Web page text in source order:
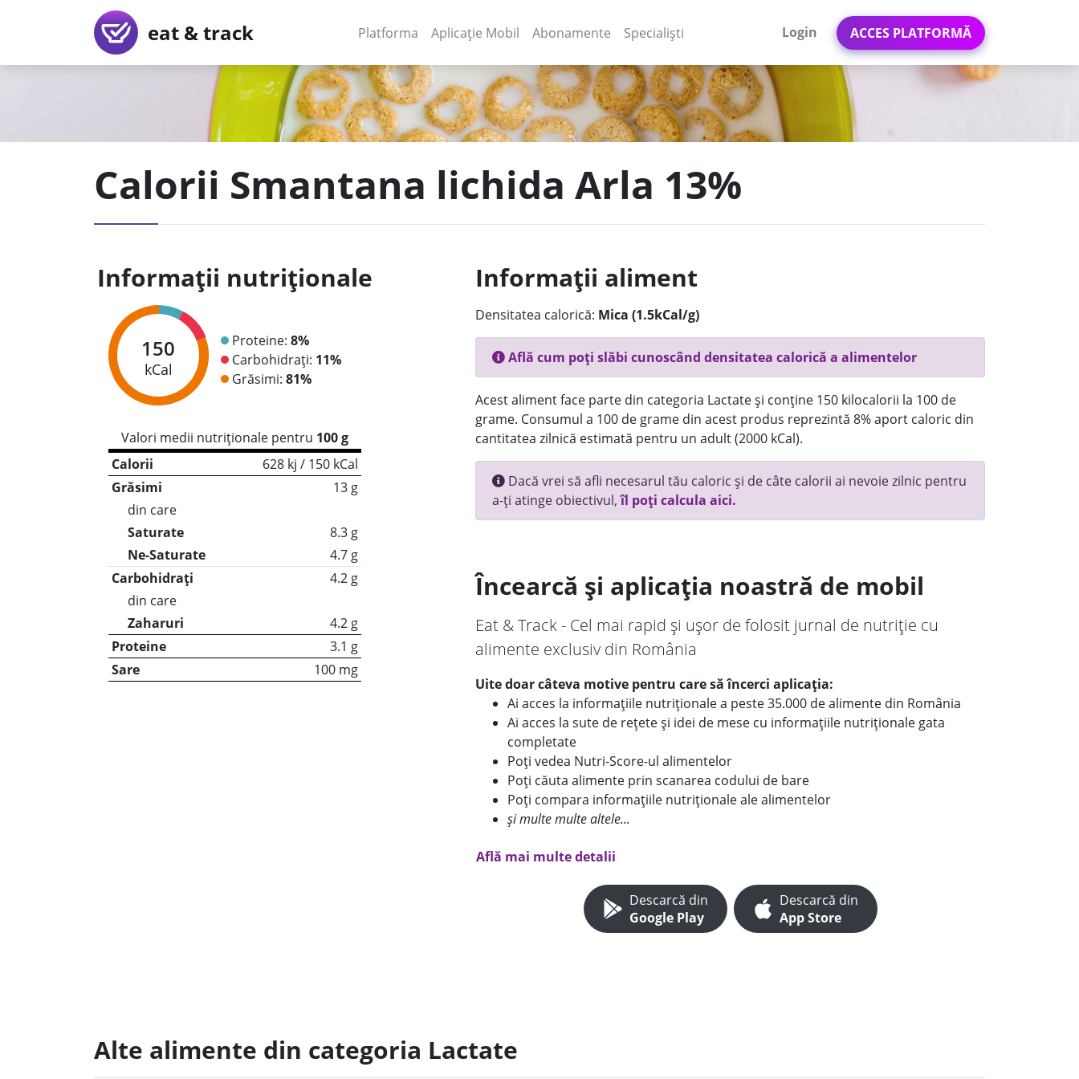
eat & track Platforma (current)
Aplicație Mobil (current)
Abonamente Specialiști Login ACCES PLATFORMĂ
Calorii Smantana lichida Arla 13%
Informații nutriționale
150
kCal
Proteine: 8%
Carbohidrați: 11%
Grăsimi: 81%
Valori medii nutriționale pentru 100 g
Calorii
628 kj / 150 kCal
Grăsimi
13 g
din care
Saturate
8.3 g
Ne-Saturate
4.7 g
Carbohidrați
4.2 g
din care
Zaharuri
4.2 g
Proteine
3.1 g
Sare
100 mg
Informații aliment
Densitatea calorică: Mica (1.5kCal/g)
Află cum poți slăbi cunoscând densitatea calorică a alimentelor
Acest aliment face parte din categoria Lactate și conține 150 kilocalorii la 100 de
grame. Consumul a 100 de grame din acest produs reprezintă 8% aport caloric din
cantitatea zilnică estimată pentru un adult (2000 kCal).
Dacă vrei să afli necesarul tău caloric și de câte calorii ai nevoie zilnic pentru
a-ți atinge obiectivul,îl poți calcula aici.
Încearcă și aplicația noastră de mobil
Eat & Track - Cel mai rapid și ușor de folosit jurnal de nutriție cu
alimente exclusiv din România
Uite doar câteva motive pentru care să încerci aplicația:
Ai acces la informațiile nutriționale a peste 35.000 de alimente din România
Ai acces la sute de rețete și idei de mese cu informațiile nutriționale gata
completate
Poți vedea Nutri-Score-ul alimentelor
Poți căuta alimente prin scanarea codului de bare
Poți compara informațiile nutriționale ale alimentelor
și multe multe altele...
Află mai multe detalii
Descarcă din
Google Play
Descarcă din
App Store
Alte alimente din categoria Lactate